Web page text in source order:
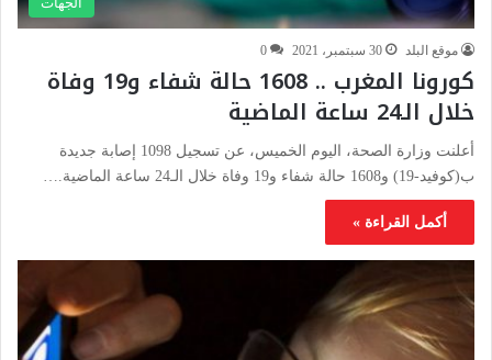
موقع البلد 30 سبتمبر، 2021 0
كورونا المغرب .. 1608 حالة شفاء و19 وفاة
خلال الـ24 ساعة الماضية
أعلنت وزارة الصحة، اليوم الخميس، عن تسجيل 1098 إصابة جديدة
ب(كوفيد-19) و1608 حالة شفاء و19 وفاة خلال الـ24 ساعة الماضية.…
أكمل القراءة »